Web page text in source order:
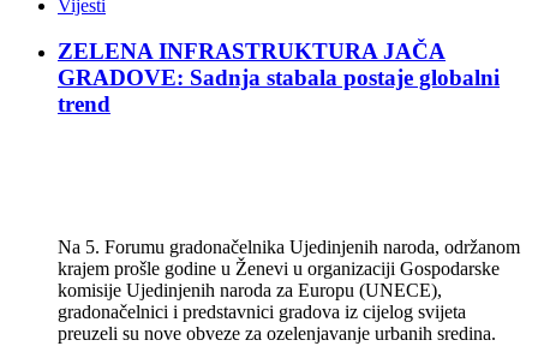
Vijesti
ZELENA INFRASTRUKTURA JAČA
GRADOVE: Sadnja stabala postaje globalni
trend
Na 5. Forumu gradonačelnika Ujedinjenih naroda, održanom
krajem prošle godine u Ženevi u organizaciji Gospodarske
komisije Ujedinjenih naroda za Europu (UNECE),
gradonačelnici i predstavnici gradova iz cijelog svijeta
preuzeli su nove obveze za ozelenjavanje urbanih sredina.